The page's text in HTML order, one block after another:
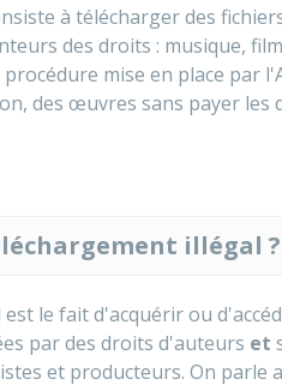
à télécharger des
des droits : musique,
mise en place par l'
des œuvres sans payer les
illégal ?
le fait d'acquérir ou
par des droits d'auteurs et
et producteurs. On parle